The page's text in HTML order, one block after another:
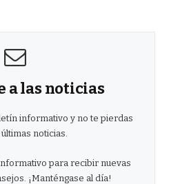
a las noticias
informativo y no te pierdas
noticias.
para recibir nuevas
¡Manténgase al día!